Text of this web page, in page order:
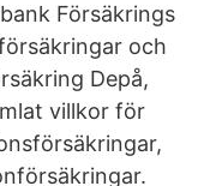
Försäkrings
och
Depå,
villkor för